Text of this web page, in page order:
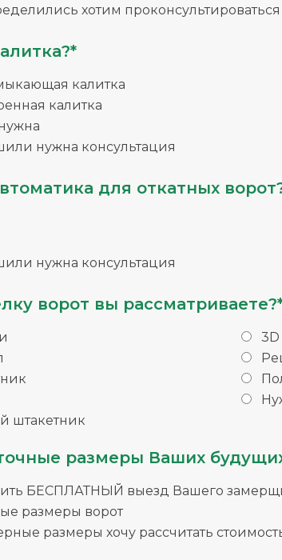
хотим проконсультироваться
калитка
калитка
нужна консультация
для откатных
нужна консультация
ворот вы
штакетник
3D
размеры Ваших
БЕСПЛАТНЫЙ выезд Вашего
размеры ворот
размеры хочу рассчитать